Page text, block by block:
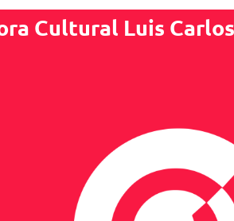
Cultural Luis